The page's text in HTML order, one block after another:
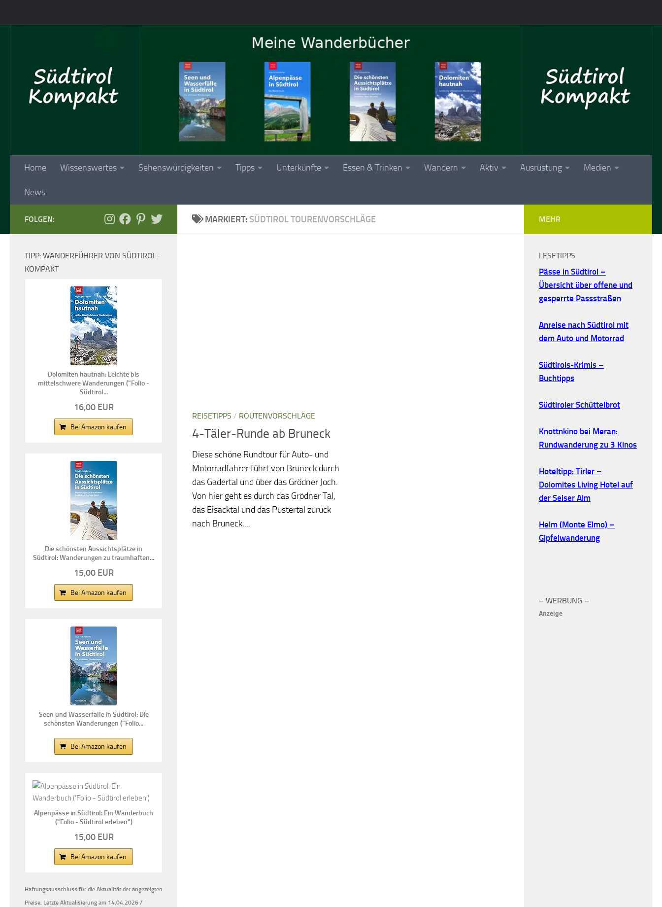
Home Wissenswertes Sehenswürdigkeiten Tipps Unterkünfte Essen & Trinken Wandern Aktiv Ausrüstung Medien
News
MARKIERT: SÜDTIROL TOURENVORSCHLÄGE
REISETIPPS / ROUTENVORSCHLÄGE
4-Täler-Runde ab Bruneck
Diese schöne Rundtour für Auto- und
Motorradfahrer führt von Bruneck durch
das Gadertal und über das Grödner Joch.
Von hier geht es durch das Grödner Tal,
das Eisacktal und das Pustertal zurück
nach Bruneck....
FOLGEN:
TIPP: WANDERFÜHRER VON SÜDTIROL-
KOMPAKT
Dolomiten hautnah: Leichte bis
mittelschwere Wanderungen ("Folio -
Südtirol...
16,00 EUR
Bei Amazon kaufen
Die schönsten Aussichtsplätze in
Südtirol: Wanderungen zu traumhaften...
15,00 EUR
Bei Amazon kaufen
Seen und Wasserfälle in Südtirol: Die
schönsten Wanderungen ("Folio...
Bei Amazon kaufen
Alpenpässe in Südtirol: Ein Wanderbuch
("Folio - Südtirol erleben")
15,00 EUR
Bei Amazon kaufen
Haftungsausschluss für die Aktualität der angezeigten
Preise. Letzte Aktualisierung am 14.04.2026 /
MEHR
LESETIPPS
Pässe in Südtirol –
Übersicht über offene und
gesperrte Passstraßen
Anreise nach Südtirol mit
dem Auto und Motorrad
Südtirols-Krimis –
Buchtipps
Südtiroler Schüttelbrot
Knottnkino bei Meran:
Rundwanderung zu 3 Kinos
Hoteltipp: Tirler –
Dolomites Living Hotel auf
der Seiser Alm
Helm (Monte Elmo) –
Gipfelwanderung
– WERBUNG –
Anzeige